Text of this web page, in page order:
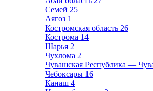
Семей 25
Аягоз 1
Костромская область 26
Кострома 14
Шарья 2
Чухлома 2
Чувашская Республика —
Чебоксары 16
Канаш 4